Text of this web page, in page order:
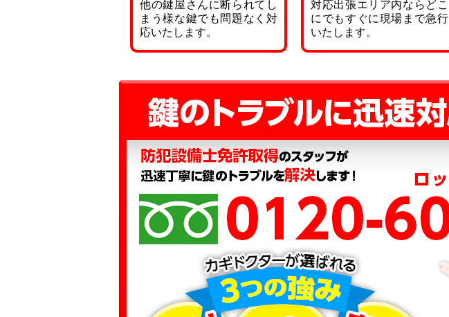
他の鍵屋さんに断られてし
まう様な鍵でも問題なく対
応いたします。
対応出張エリア内ならどこ
にでもすぐに現場まで急行
いたします。